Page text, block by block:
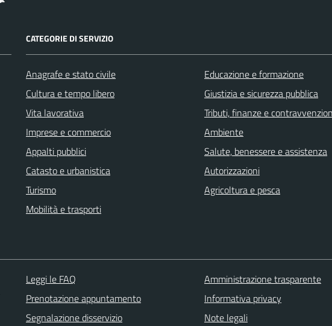
CATEGORIE DI SERVIZIO
Anagrafe e stato civile
Cultura e tempo libero
Vita lavorativa
Imprese e commercio
Appalti pubblici
Catasto e urbanistica
Turismo
Mobilità e trasporti
Educazione e formazione
Giustizia e sicurezza pubblica
Tributi, finanze e
Ambiente
Salute, benessere e assistenza
Autorizzazioni
Agricoltura e pesca
Leggi le FAQ
Prenotazione appuntamento
Segnalazione disservizio
Amministrazione trasparente
Informativa privacy
Note legali